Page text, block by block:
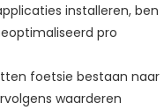
installeren, ben
pro
foetsie bestaan naar
waarderen